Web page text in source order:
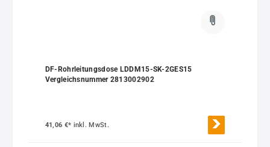
DF-Rohrleitungsdose LDDM15-SK-2GES15
Vergleichsnummer 2813002902
41,06 €* inkl. MwSt.